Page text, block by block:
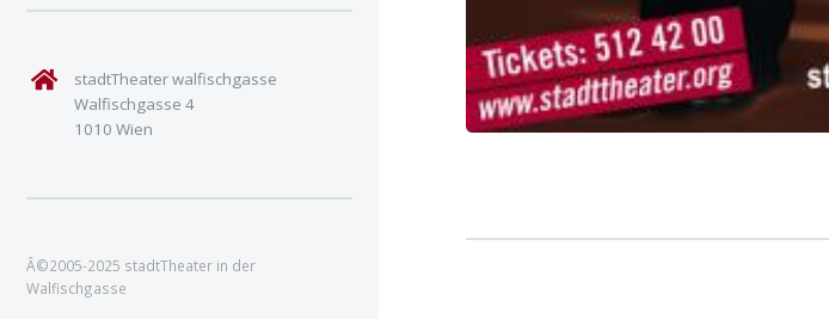
stadtTheater walfischgasse
Walfischgasse 4
1010 Wien
Â©2005-2025 stadtTheater in der
Walfischgasse